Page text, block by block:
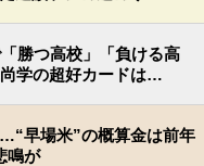
勝つ高校」「負ける高
学の超好カードは…
早場米”の概算金は前年
鳴が